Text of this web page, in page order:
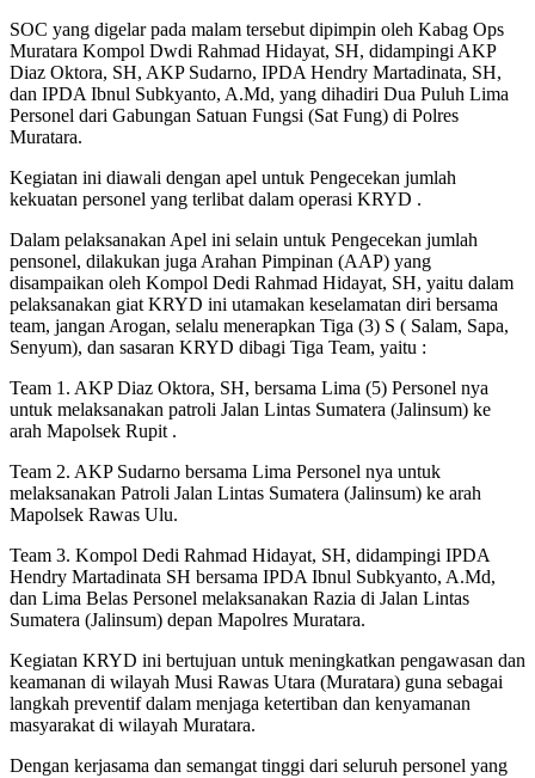
SOC yang digelar pada malam tersebut dipimpin oleh Kabag Ops
Muratara Kompol Dwdi Rahmad Hidayat, SH, didampingi AKP
Diaz Oktora, SH, AKP Sudarno, IPDA Hendry Martadinata, SH,
dan IPDA Ibnul Subkyanto, A.Md, yang dihadiri Dua Puluh Lima
Personel dari Gabungan Satuan Fungsi (Sat Fung) di Polres
Muratara.
Kegiatan ini diawali dengan apel untuk Pengecekan jumlah
kekuatan personel yang terlibat dalam operasi KRYD .
Dalam pelaksanakan Apel ini selain untuk Pengecekan jumlah
pensonel, dilakukan juga Arahan Pimpinan (AAP) yang
disampaikan oleh Kompol Dedi Rahmad Hidayat, SH, yaitu dalam
pelaksanakan giat KRYD ini utamakan keselamatan diri bersama
team, jangan Arogan, selalu menerapkan Tiga (3) S ( Salam, Sapa,
Senyum), dan sasaran KRYD dibagi Tiga Team, yaitu :
Team 1. AKP Diaz Oktora, SH, bersama Lima (5) Personel nya
untuk melaksanakan patroli Jalan Lintas Sumatera (Jalinsum) ke
arah Mapolsek Rupit .
Team 2. AKP Sudarno bersama Lima Personel nya untuk
melaksanakan Patroli Jalan Lintas Sumatera (Jalinsum) ke arah
Mapolsek Rawas Ulu.
Team 3. Kompol Dedi Rahmad Hidayat, SH, didampingi IPDA
Hendry Martadinata SH bersama IPDA Ibnul Subkyanto, A.Md,
dan Lima Belas Personel melaksanakan Razia di Jalan Lintas
Sumatera (Jalinsum) depan Mapolres Muratara.
Kegiatan KRYD ini bertujuan untuk meningkatkan pengawasan dan
keamanan di wilayah Musi Rawas Utara (Muratara) guna sebagai
langkah preventif dalam menjaga ketertiban dan kenyamanan
masyarakat di wilayah Muratara.
Dengan kerjasama dan semangat tinggi dari seluruh personel yang